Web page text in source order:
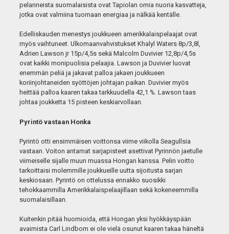
pelanneista suomalaisista ovat Tapiolan omia nuoria kasvatteja,
jotka ovat valmiina tuomaan energiaa ja nälkää kentälle.
Edelliskauden menestys joukkueen amerikkalaispelaajat ovat
myös vaihtuneet. Ulkomaanvahvistukset Khalyl Waters 8p/3,8l,
Adrien Lawson jr 15p/4,5s sekä Malcolm Duvivier 12,8p/4,5s
ovat kaikki monipuolisia pelaajia. Lawson ja Duvivier luovat
enemmän peliä ja jakavat palloa jakaen joukkueen
koriinjohtaneiden syöttöjen johtajan paikan. Duvivier myös
heittää palloa kaaren takaa tarkkuudella 42,1 %. Lawson taas
johtaa joukketta 15 pisteen keskiarvollaan.
Pyrintö vastaan Honka
Pyrintö otti ensimmäisen voittonsa viime viikolla Seagullsia
vastaan. Voiton antamat sarjapisteet asettivat Pyrinnön jaetulle
viimeiselle sijalle muun muassa Hongan kanssa. Pelin voitto
tarkoittaisi molemmille joukkueille uutta sijoitusta sarjan
keskiosaan. Pyrintö on ottelussa ennakko suosikki
tehokkaammilla Amerikkalaispelaajillaan sekä kokeneemmilla
suomalaisillaan.
Kuitenkin pitää huomioida, että Hongan yksi hyökkäyspään
avaimista Carl Lindbom ei ole vielä osunut kaaren takaa häneltä